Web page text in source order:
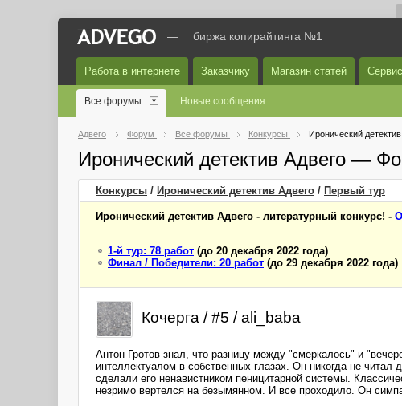
— биржа копирайтинга №1
Работа в интернете Заказчику Магазин статей Сервис
Все форумы Новые сообщения
Адвего Форум Все форумы Конкурсы Иронический
Иронический детектив Адвего —
Конкурсы / Иронический детектив Адвего / Первый тур
Иронический детектив Адвего - литературный конкурс! -
1-й тур: 78 работ (до 20 декабря 2022 года)
Финал / Победители: 20 работ (до 29 декабря 2022 года)
Кочерга / #5 / ali_baba
Антон Гротов знал, что разницу между "смеркалось" и
интеллектуалом в собственных глазах. Он никогда не
сделали его ненавистником пеницитарной системы.
незримо вертелся на безымянном. И все проходило. Он